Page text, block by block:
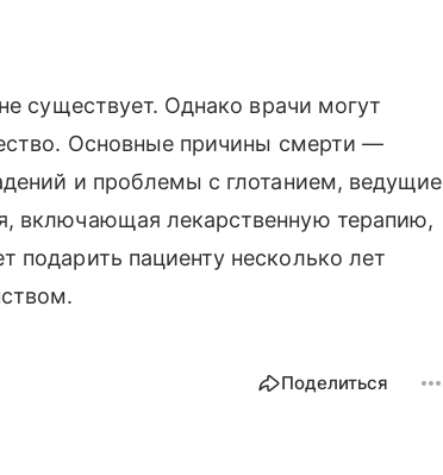
существует. Однако врачи могут
Основные причины смерти —
и проблемы с глотанием, ведущие
включающая лекарственную терапию,
пациенту несколько лет
Поделиться